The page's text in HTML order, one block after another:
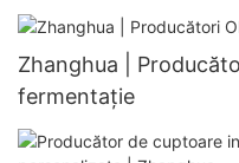
Zhanghua |
fermentație